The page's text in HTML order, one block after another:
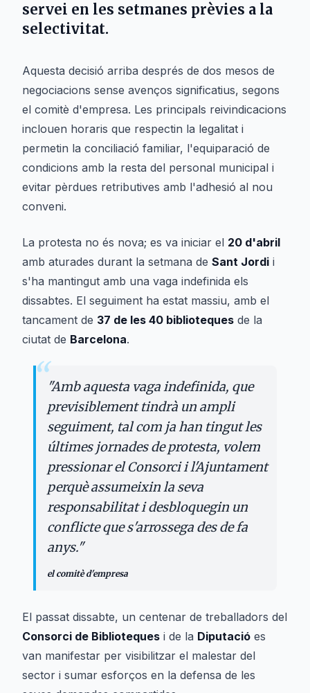
servei en les setmanes prèvies a la
selectivitat.
Aquesta decisió arriba després de dos mesos de
negociacions sense avenços significatius, segons
el comitè d'empresa. Les principals reivindicacions
inclouen horaris que respectin la legalitat i
permetin la conciliació familiar, l'equiparació de
condicions amb la resta del personal municipal i
evitar pèrdues retributives amb l'adhesió al nou
conveni.
La protesta no és nova; es va iniciar el 20 d'abril
amb aturades durant la setmana de Sant Jordi i
s'ha mantingut amb una vaga indefinida els
dissabtes. El seguiment ha estat massiu, amb el
tancament de 37 de les 40 biblioteques de la
ciutat de Barcelona.
“"Amb aquesta vaga indefinida, que
previsiblement tindrà un ampli
seguiment, tal com ja han tingut les
últimes jornades de protesta, volem
pressionar el Consorci i l'Ajuntament
perquè assumeixin la seva
responsabilitat i desbloquegin un
conflicte que s'arrossega des de fa
anys."
el comitè d'empresa
El passat dissabte, un centenar de treballadors del
Consorci de Biblioteques i de la Diputació es
van manifestar per visibilitzar el malestar del
sector i sumar esforços en la defensa de les